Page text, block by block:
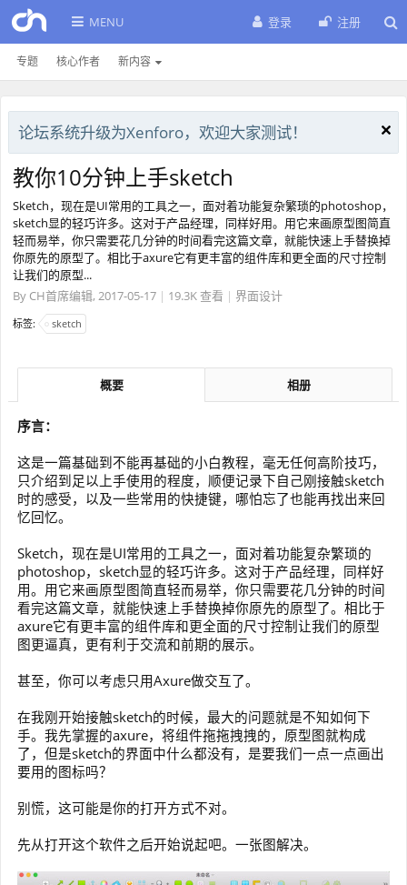
MENU
专题 核心作者 新内容
登录 注册
论坛系统升级为Xenforo，欢迎大家测试！
教你10分钟上手sketch
Sketch，现在是UI常用的工具之一，面对着功能复杂繁琐的photoshop，
sketch显的轻巧许多。这对于产品经理，同样好用。用它来画原型图简直
轻而易举，你只需要花几分钟的时间看完这篇文章，就能快速上手替换掉
你原先的原型了。相比于axure它有更丰富的组件库和更全面的尺寸控制
让我们的原型...
By CH首席编辑, 2017-05-17 | 19.3K 查看 | 界面设计
标签: sketch
概要 相册
序言：
这是一篇基础到不能再基础的小白教程，毫无任何高阶技巧，
只介绍到足以上手使用的程度，顺便记录下自己刚接触sketch
时的感受，以及一些常用的快捷键，哪怕忘了也能再找出来回
忆回忆。
Sketch，现在是UI常用的工具之一，面对着功能复杂繁琐的
photoshop，sketch显的轻巧许多。这对于产品经理，同样好
用。用它来画原型图简直轻而易举，你只需要花几分钟的时间
看完这篇文章，就能快速上手替换掉你原先的原型了。相比于
axure它有更丰富的组件库和更全面的尺寸控制让我们的原型
图更逼真，更有利于交流和前期的展示。
甚至，你可以考虑只用Axure做交互了。
在我刚开始接触sketch的时候，最大的问题就是不知如何下
手。我先掌握的axure，将组件拖拖拽拽的，原型图就构成
了，但是sketch的界面中什么都没有，是要我们一点一点画出
要用的图标吗？
别慌，这可能是你的打开方式不对。
先从打开这个软件之后开始说起吧。一张图解决。